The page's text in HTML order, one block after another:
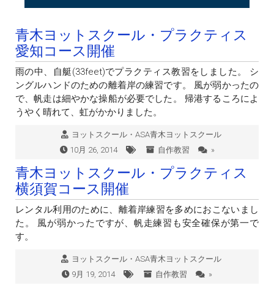
青木ヨットスクール・プラクティス
愛知コース開催
雨の中、自艇(33feet)でプラクティス教習をしました。 シ
ングルハンドのための離着岸の練習です。 風が弱かったの
で、帆走は細やかな操船が必要でした。 帰港するころによ
うやく晴れて、虹がかかりました。
ヨットスクール・ASA青木ヨットスクール
10月 26, 2014
自作教習 »
青木ヨットスクール・プラクティス
横須賀コース開催
レンタル利用のために、離着岸練習を多めにおこないまし
た。 風が弱かったですが、帆走練習も安全確保が第一で
す。
ヨットスクール・ASA青木ヨットスクール
9月 19, 2014
自作教習 »